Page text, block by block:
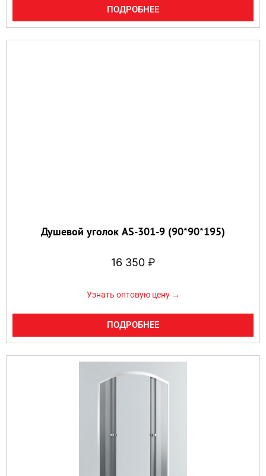
ПОДРОБНЕЕ
Душевой уголок AS-301-9 (90*90*195)
16 350 ₽
Узнать оптовую цену →
ПОДРОБНЕЕ